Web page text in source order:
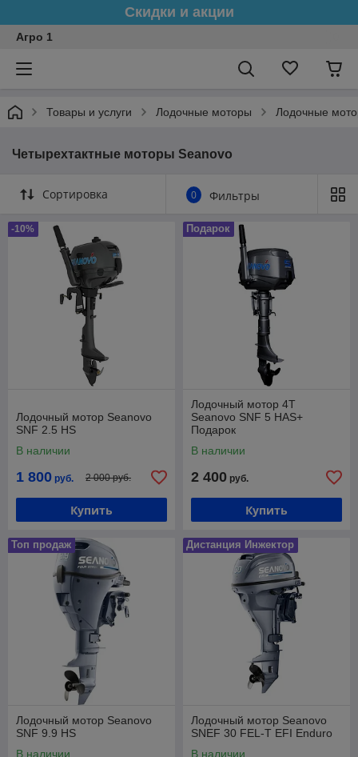
Скидки и акции
Агро 1
Товары и услуги Лодочные моторы Лодочные
Четырехтактные моторы Seanovo
Сортировка 0 Фильтры
-10%
Лодочный мотор Seanovo
SNF 2.5 HS
В наличии
1 800 руб. 2 000 руб.
Купить
Подарок
Лодочный мотор 4Т
Seanovo SNF 5 HAS+
Подарок
В наличии
2 400 руб.
Купить
Топ продаж
Лодочный мотор Seanovo
SNF 9.9 HS
В наличии
Дистанция Инжектор
Лодочный мотор Seanovo
SNEF 30 FEL-T EFI Enduro
В наличии